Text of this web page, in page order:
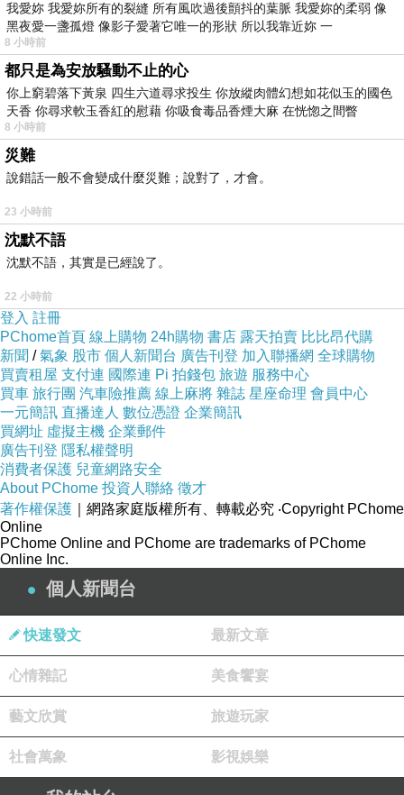
我愛妳 我愛妳所有的裂縫 所有風吹過後顫抖的葉脈 我愛妳的柔弱 像
黑夜愛一盞孤燈 像影子愛著它唯一的形狀 所以我靠近妳 一
8 小時前
都只是為安放騷動不止的心
你上窮碧落下黃泉 四生六道尋求投生 你放縱肉體幻想如花似玉的國色
天香 你尋求軟玉香紅的慰藉 你吸食毒品香煙大麻 在恍惚之間瞥
8 小時前
災難
說錯話一般不會變成什麼災難；說對了，才會。
23 小時前
沈默不語
沈默不語，其實是已經說了。
22 小時前
登入 註冊
PChome首頁 線上購物 24h購物 書店 露天拍賣 比比昂代購
新聞 /氣象 股市 個人新聞台 廣告刊登 加入聯播網 全球購物
買賣租屋 支付連 國際連 Pi 拍錢包 旅遊 服務中心
買車 旅行團 汽車險推薦 線上麻將 雜誌 星座命理 會員中心
一元簡訊 直播達人 數位憑證 企業簡訊
買網址 虛擬主機 企業郵件
廣告刊登 隱私權聲明
消費者保護 兒童網路安全
About PChome 投資人聯絡 徵才
著作權保護 ｜網路家庭版權所有、轉載必究 ‧Copyright PChome
Online
PChome Online and PChome are trademarks of PChome
Online Inc.
個人新聞台
快速發文 最新文章
心情雜記 美食饗宴
藝文欣賞 旅遊玩家
社會萬象 影視娛樂